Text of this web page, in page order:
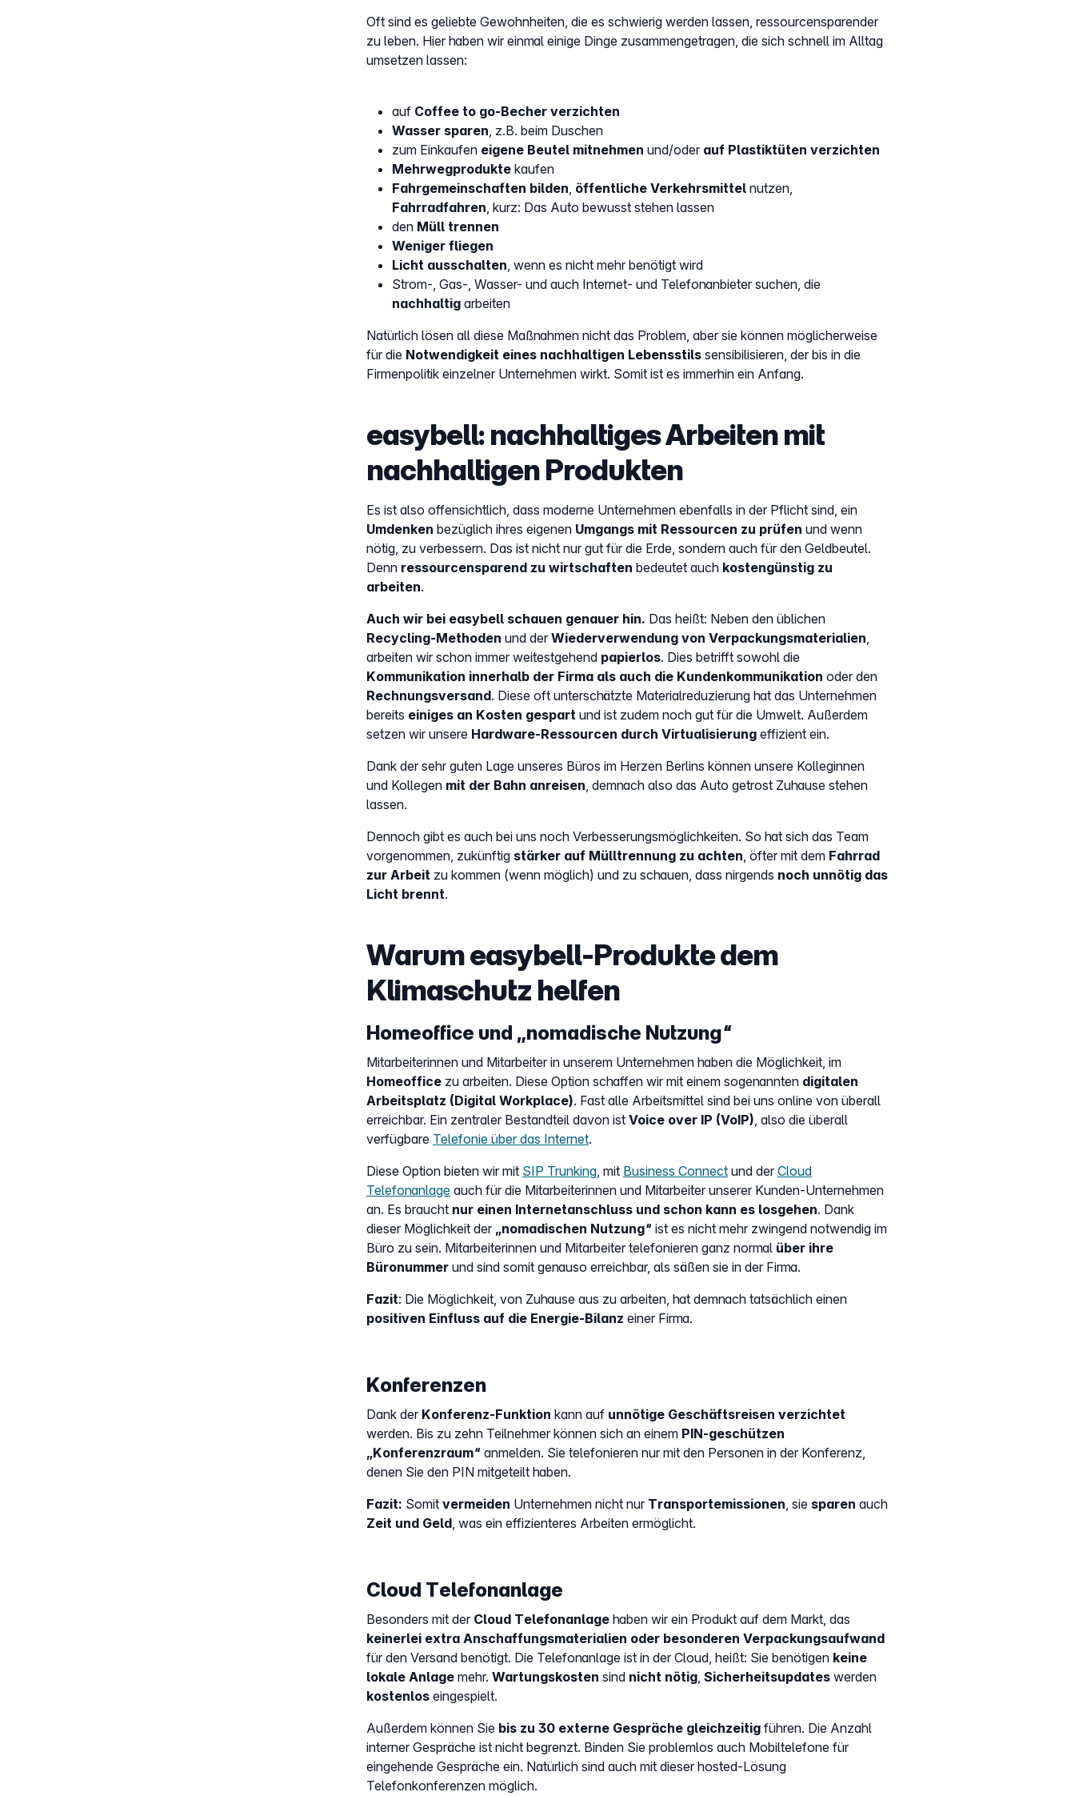
Oft sind es geliebte Gewohnheiten, die es schwierig werden lassen, ressourcensparender
zu leben. Hier haben wir einmal einige Dinge zusammengetragen, die sich schnell im Alltag
umsetzen lassen:
auf Coffee to go-Becher verzichten
Wasser sparen, z.B. beim Duschen
zum Einkaufen eigene Beutel mitnehmen und/oder auf Plastiktüten verzichten
Mehrwegprodukte kaufen
Fahrgemeinschaften bilden, öffentliche Verkehrsmittel nutzen,
Fahrradfahren, kurz: Das Auto bewusst stehen lassen
den Müll trennen
Weniger fliegen
Licht ausschalten, wenn es nicht mehr benötigt wird
Strom-, Gas-, Wasser- und auch Internet- und Telefonanbieter suchen, die
nachhaltig arbeiten
Natürlich lösen all diese Maßnahmen nicht das Problem, aber sie können möglicherweise
für die Notwendigkeit eines nachhaltigen Lebensstils sensibilisieren, der bis in die
Firmenpolitik einzelner Unternehmen wirkt. Somit ist es immerhin ein Anfang.
easybell: nachhaltiges Arbeiten mit
nachhaltigen Produkten
Es ist also offensichtlich, dass moderne Unternehmen ebenfalls in der Pflicht sind, ein
Umdenken bezüglich ihres eigenen Umgangs mit Ressourcen zu prüfen und wenn
nötig, zu verbessern. Das ist nicht nur gut für die Erde, sondern auch für den Geldbeutel.
Denn ressourcensparend zu wirtschaften bedeutet auch kostengünstig zu
arbeiten.
Auch wir bei easybell schauen genauer hin. Das heißt: Neben den üblichen
Recycling-Methoden und der Wiederverwendung von Verpackungsmaterialien,
arbeiten wir schon immer weitestgehend papierlos. Dies betrifft sowohl die
Kommunikation innerhalb der Firma als auch die Kundenkommunikation oder den
Rechnungsversand. Diese oft unterschätzte Materialreduzierung hat das Unternehmen
bereits einiges an Kosten gespart und ist zudem noch gut für die Umwelt. Außerdem
setzen wir unsere Hardware-Ressourcen durch Virtualisierung effizient ein.
Dank der sehr guten Lage unseres Büros im Herzen Berlins können unsere Kolleginnen
und Kollegen mit der Bahn anreisen, demnach also das Auto getrost Zuhause stehen
lassen.
Dennoch gibt es auch bei uns noch Verbesserungsmöglichkeiten. So hat sich das Team
vorgenommen, zukünftig stärker auf Mülltrennung zu achten, öfter mit dem Fahrrad
zur Arbeit zu kommen (wenn möglich) und zu schauen, dass nirgends noch unnötig das
Licht brennt.
Warum easybell-Produkte dem
Klimaschutz helfen
Homeoffice und „nomadische Nutzung“
Mitarbeiterinnen und Mitarbeiter in unserem Unternehmen haben die Möglichkeit, im
Homeoffice zu arbeiten. Diese Option schaffen wir mit einem sogenannten digitalen
Arbeitsplatz (Digital Workplace). Fast alle Arbeitsmittel sind bei uns online von überall
erreichbar. Ein zentraler Bestandteil davon ist Voice over IP (VoIP), also die überall
verfügbare Telefonie über das Internet.
Diese Option bieten wir mit SIP Trunking, mit Business Connect und der Cloud
Telefonanlage auch für die Mitarbeiterinnen und Mitarbeiter unserer Kunden-Unternehmen
an. Es braucht nur einen Internetanschluss und schon kann es losgehen. Dank
dieser Möglichkeit der „nomadischen Nutzung“ ist es nicht mehr zwingend notwendig im
Büro zu sein. Mitarbeiterinnen und Mitarbeiter telefonieren ganz normal über ihre
Büronummer und sind somit genauso erreichbar, als säßen sie in der Firma.
Fazit: Die Möglichkeit, von Zuhause aus zu arbeiten, hat demnach tatsächlich einen
positiven Einfluss auf die Energie-Bilanz einer Firma.
Konferenzen
Dank der Konferenz-Funktion kann auf unnötige Geschäftsreisen verzichtet
werden. Bis zu zehn Teilnehmer können sich an einem PIN-geschützen
„Konferenzraum“ anmelden. Sie telefonieren nur mit den Personen in der Konferenz,
denen Sie den PIN mitgeteilt haben.
Fazit: Somit vermeiden Unternehmen nicht nur Transportemissionen, sie sparen auch
Zeit und Geld, was ein effizienteres Arbeiten ermöglicht.
Cloud Telefonanlage
Besonders mit der Cloud Telefonanlage haben wir ein Produkt auf dem Markt, das
keinerlei extra Anschaffungsmaterialien oder besonderen Verpackungsaufwand
für den Versand benötigt. Die Telefonanlage ist in der Cloud, heißt: Sie benötigen keine
lokale Anlage mehr. Wartungskosten sind nicht nötig, Sicherheitsupdates werden
kostenlos eingespielt.
Außerdem können Sie bis zu 30 externe Gespräche gleichzeitig führen. Die Anzahl
interner Gespräche ist nicht begrenzt. Binden Sie problemlos auch Mobiltelefone für
eingehende Gespräche ein. Natürlich sind auch mit dieser hosted-Lösung
Telefonkonferenzen möglich.